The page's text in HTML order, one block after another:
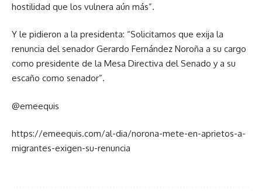
hostilidad que los vulnera aún más”.
Y le pidieron a la presidenta: “Solicitamos que exija la
renuncia del senador Gerardo Fernández Noroña a su cargo
como presidente de la Mesa Directiva del Senado y a su
escaño como senador”.
@emeequis
https://emeequis.com/al-dia/norona-mete-en-aprietos-a-
migrantes-exigen-su-renuncia